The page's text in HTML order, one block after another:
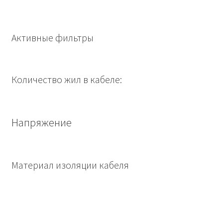
Активные фильтры
Количество жил в кабеле:
Напряжение
Материал изоляции кабеля